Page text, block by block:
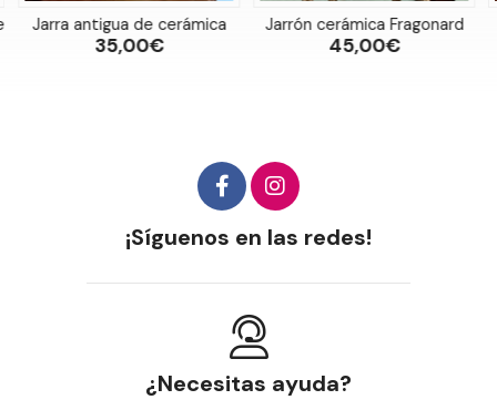
Jarra antigua de cerámica
35,00€
Jarrón cerámica Fragonard
45,00€
¡Síguenos en las redes!
¿Necesitas ayuda?